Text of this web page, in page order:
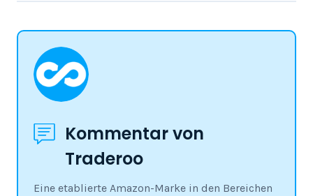
Kommentar von
Traderoo
Eine etablierte Amazon-Marke in den Bereichen